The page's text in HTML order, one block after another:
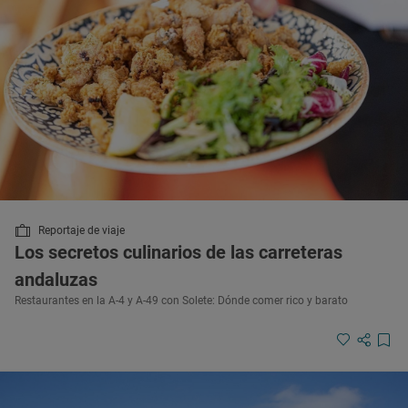
Reportaje de viaje
Los secretos culinarios de las carreteras
andaluzas
Restaurantes en la A-4 y A-49 con Solete: Dónde comer rico y barato